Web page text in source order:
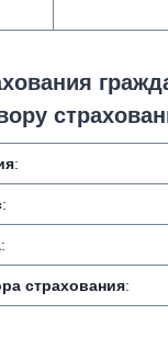
:
:
:
страхования: